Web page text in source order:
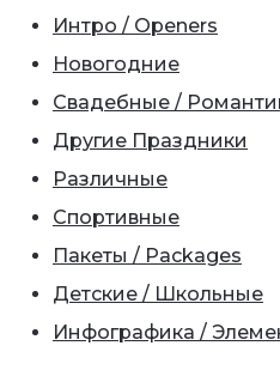
Интро / Openers
Новогодние
Свадебные /
Другие Праздники
Различные
Спортивные
Пакеты / Packages
Детские / Школьные
Инфографика /